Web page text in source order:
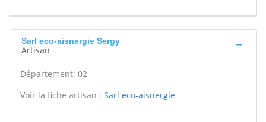
Sarl eco-aisnergie Sergy
Artisan
Département: 02
Voir la fiche artisan : Sarl eco-aisnergie